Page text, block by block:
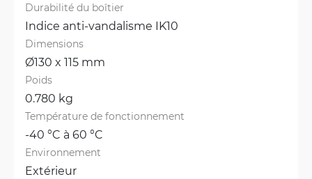
Durabilité du boîtier
Indice anti-vandalisme IK10
Dimensions
Ø130 x 115 mm
Poids
0.780 kg
Température de fonctionnement
-40 °C à 60 °C
Environnement
Extérieur